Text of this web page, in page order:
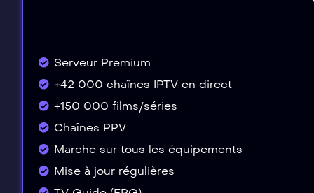
Serveur Premium
+42 000 chaînes IPTV en direct
+150 000 films/séries
Chaînes PPV
Marche sur tous les équipements
Mise à jour régulières